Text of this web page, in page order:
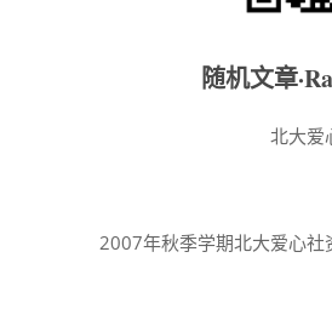
随机文章
北大爱
2007年秋季学期北大爱心社